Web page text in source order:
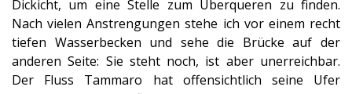
Dickicht, um eine Stelle zum Überqueren zu finden.
Nach vielen Anstrengungen stehe ich vor einem recht
tiefen Wasserbecken und sehe die Brücke auf der
anderen Seite: Sie steht noch, ist aber unerreichbar.
Der Fluss Tammaro hat offensichtlich seine Ufer